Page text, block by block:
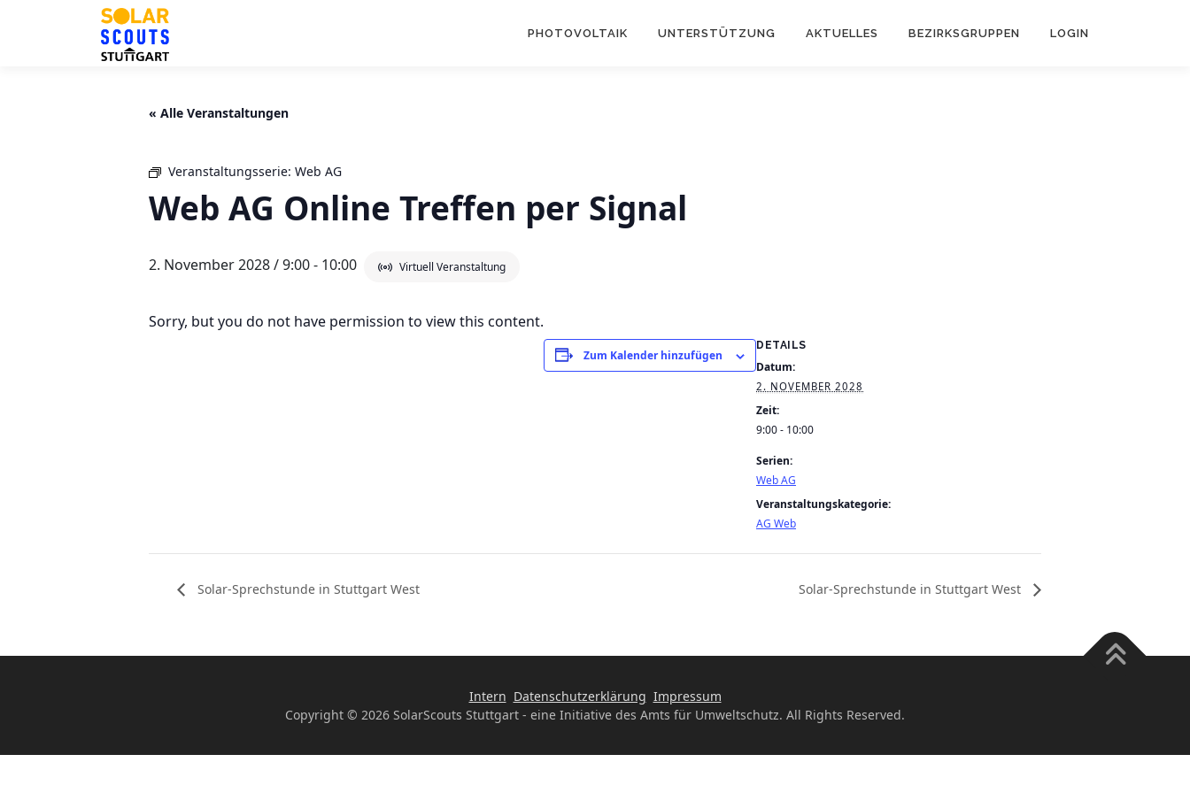
PHOTOVOLTAIK UNTERSTÜTZUNG AKTUELLES BEZIRKSGRUPPEN LOGIN
« Alle Veranstaltungen
Veranstaltungsserie: Web AG
Web AG Online Treffen per Signal
2. November 2028 / 9:00- 10:00 Virtuell Veranstaltung
Sorry, but you do not have permission to view this content.
Zum Kalender hinzufügen
DETAILS
Datum:
2. NOVEMBER 2028
Zeit:
9:00 - 10:00
Serien:
Web AG
Veranstaltungskategorie:
AG Web
Solar-Sprechstunde in Stuttgart West Solar-Sprechstunde in Stuttgart West
Intern Datenschutzerklärung Impressum
Copyright © 2026 SolarScouts Stuttgart - eine Initiative des Amts für Umweltschutz. All Rights Reserved.